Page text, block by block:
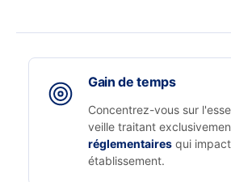
Gain de temps
Concentrez-vous sur
veille traitant
réglementaires qui
établissement.